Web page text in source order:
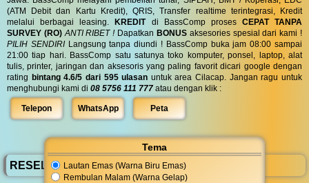
Tema
Lautan Emas (Warna Biru Emas)
Rembulan Malam (Warna Gelap)
(ATM Debit dan Kartu Kredit), QRIS, Transfer realtime terintegrasi, Kredit
melalui berbagai leasing.KREDITdi BassComp proses CEPAT TANPA
SURVEY (RO) ANTI RIBET !Dapatkan BONUSaksesories spesial dari kami !
PILIH SENDIRILangsung tanpa diundi ! BassComp buka jam 08:00 sampai
21:00 tiap hari. BassComp satu satunya toko komputer, ponsel, laptop, alat
tulis, printer, jaringan dan aksesoris yang paling favorit dicari google dengan
rating bintang 4.6/5 dari 595 ulasan untuk area Cilacap. Jangan ragu untuk
menghubungi kami di 08 5756 111 777 atau dengan klik :
Telepon WhatsApp Peta
RESELLER BassComp